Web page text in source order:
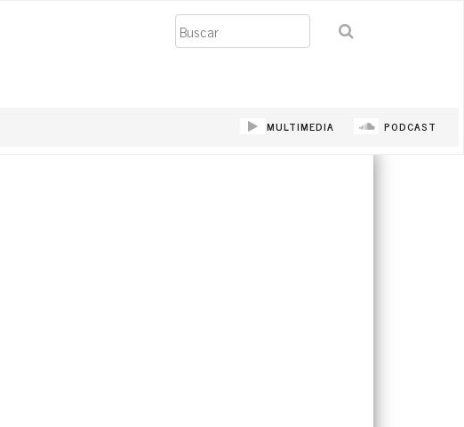
Buscar
MULTIMEDIA PODCAST